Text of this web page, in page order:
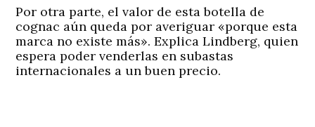
Por otra parte, el valor de esta botella de
cognac aún queda por averiguar «porque esta
marca no existe más». Explica Lindberg, quien
espera poder venderlas en subastas
internacionales a un buen precio.